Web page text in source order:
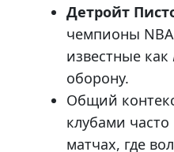
Детройт
чемпионы NBA
известные как
оборону.
Общий
клубами
матчах, где